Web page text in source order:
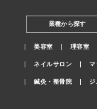
業種から探す
美容室 理容室
ネイルサロン マ
鍼灸・整骨院 ジ